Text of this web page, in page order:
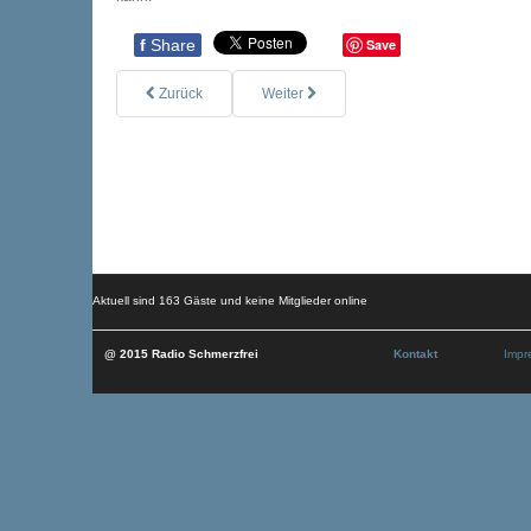
f Share Save
Zurück Weiter
Aktuell sind 163 Gäste und keine Mitglieder online
@ 2015 Radio Schmerzfrei Kontakt